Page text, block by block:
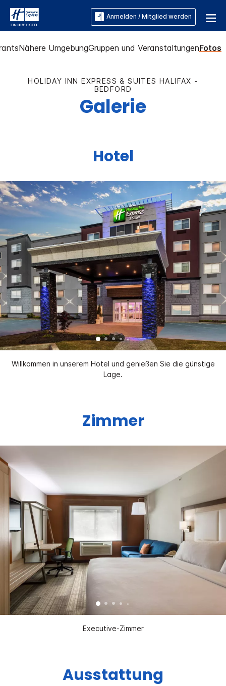
Anmelden / Mitglied werden
Nähere UmgebungGruppen und VeranstaltungenFotos
HOLIDAY INN EXPRESS & SUITES HALIFAX -
BEDFORD
Galerie
Hotel
Willkommen in unserem Hotel und genießen Sie die günstige
Lage.
Zimmer
Executive-Zimmer
Ausstattung